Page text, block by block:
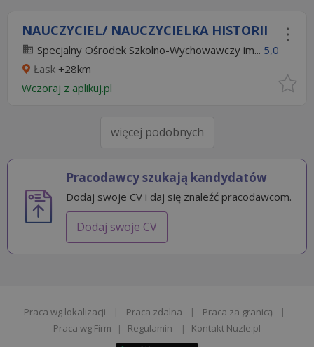
NAUCZYCIEL/ NAUCZYCIELKA HISTORII
Specjalny Ośrodek Szkolno-Wychowawczy im... 5,0
Łask +28km
Wczoraj z aplikuj.pl
więcej podobnych
Pracodawcy szukają kandydatów
Dodaj swoje CV i daj się znaleźć pracodawcom.
Dodaj swoje CV
Praca wg lokalizacji | Praca zdalna | Praca za granicą
|
Praca wg Firm
| Regulamin | Kontakt Nuzle.pl